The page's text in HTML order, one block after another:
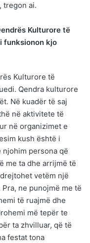
tregon ai.
Kulturore të
funksionon kjo
Kulturore të
Qendra kulturore
Në kuadër të saj
në aktivitete të
në organizimet e
kush është i
persona që
me ta dhe arrijmë të
vetëm një
ne punojmë me të
të ruajmë dhe
më tepër te
ta zhvilluar, që të
festat tona